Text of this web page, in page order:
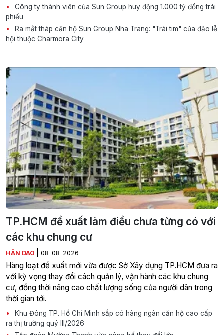
Công ty thành viên của Sun Group huy động 1.000 tỷ đồng trái
phiếu
Ra mắt tháp căn hộ Sun Group Nha Trang: "Trái tim" của đảo lễ
hội thuộc Charmora City
TP.HCM đề xuất làm điều chưa từng có với
các khu chung cư
HÂN DAO 08-08-2026
Hàng loạt đề xuất mới vừa được Sở Xây dựng TP.HCM đưa ra
với kỳ vọng thay đổi cách quản lý, vận hành các khu chung
cư, đồng thời nâng cao chất lượng sống của người dân trong
thời gian tới.
Khu Đông TP. Hồ Chí Minh sắp có hàng ngàn căn hộ cao cấp
ra thị trường quý III/2026